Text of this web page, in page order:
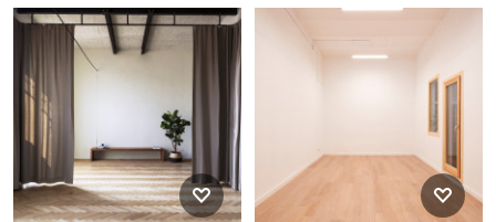
Multifunktionaler, Kleiner
Nordischer Fitnessraum mit
weißer Wandfarbe und
beigem Boden in Bordeaux
Großer, Multifunktionaler
beigem Boden in Nizza